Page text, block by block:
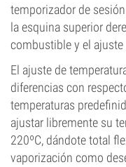
temporizador de
la esquina superior
combustible y el ajuste
El ajuste de
diferencias con
temperaturas
ajustar libremente su
220ºC, dándote total
vaporización como